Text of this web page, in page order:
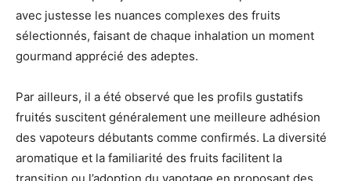
avec justesse les nuances complexes des fruits
sélectionnés, faisant de chaque inhalation un moment
gourmand apprécié des adeptes.
Par ailleurs, il a été observé que les profils gustatifs
fruités suscitent généralement une meilleure adhésion
des vapoteurs débutants comme confirmés. La diversité
aromatique et la familiarité des fruits facilitent la